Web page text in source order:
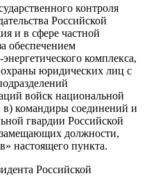
контроля
Российской
и в сфере частной
обеспечением
комплекса,
охраны юридических лиц с
войск национальной
командиры соединений и
гвардии Российской
должности,
настоящего пункта.
Российской